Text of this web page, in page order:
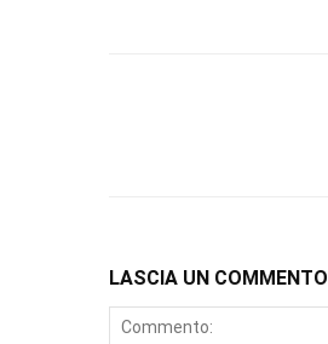
LASCIA UN COMMENTO